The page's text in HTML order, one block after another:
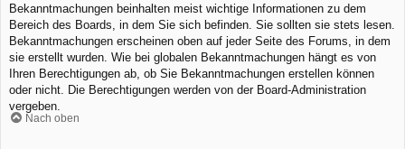
Bekanntmachungen beinhalten meist wichtige Informationen zu dem
Bereich des Boards, in dem Sie sich befinden. Sie sollten sie stets lesen.
Bekanntmachungen erscheinen oben auf jeder Seite des Forums, in dem
sie erstellt wurden. Wie bei globalen Bekanntmachungen hängt es von
Ihren Berechtigungen ab, ob Sie Bekanntmachungen erstellen können
oder nicht. Die Berechtigungen werden von der Board-Administration
vergeben.
Nach oben